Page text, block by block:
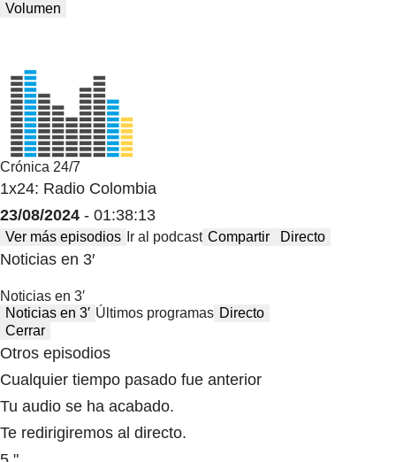
Volumen
Crónica 24/7
1x24: Radio Colombia
23/08/2024 - 01:38:13
Ver más episodios Ir al podcast Compartir Directo
Noticias en 3′
Noticias en 3′
Noticias en 3′ Últimos programas Directo
Cerrar
Otros episodios
Cualquier tiempo pasado fue anterior
Tu audio se ha acabado.
Te redirigiremos al directo.